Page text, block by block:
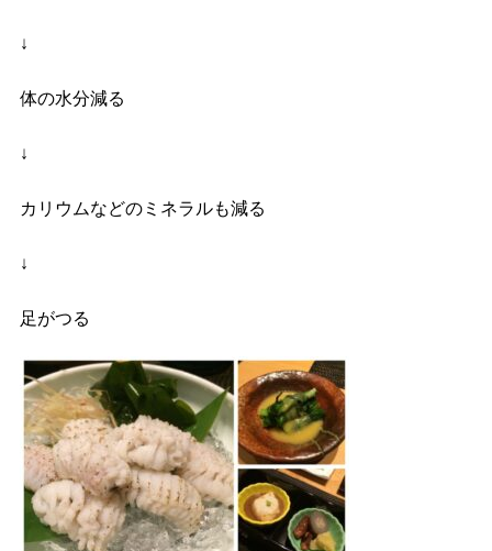
↓
体の水分減る
↓
カリウムなどのミネラルも減る
↓
足がつる